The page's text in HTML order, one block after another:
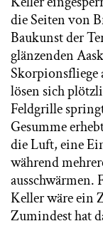
die Seiten von
Baukunst der
glänzenden
Skorpionsfliege
lösen sich
Feldgrille
Gesumme
die Luft, eine
während
ausschwärmen.
Keller wäre ein
Zumindest hat